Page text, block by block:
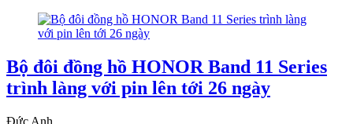
Bộ đôi đồng hồ HONOR Band 11 Series
trình làng với pin lên tới 26 ngày
Đức Anh